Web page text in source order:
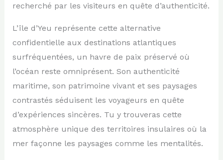
recherché par les visiteurs en quête d’authenticité.
L’île d’Yeu représente cette alternative
confidentielle aux destinations atlantiques
surfréquentées, un havre de paix préservé où
l’océan reste omniprésent. Son authenticité
maritime, son patrimoine vivant et ses paysages
contrastés séduisent les voyageurs en quête
d’expériences sincères. Tu y trouveras cette
atmosphère unique des territoires insulaires où la
mer façonne les paysages comme les mentalités.